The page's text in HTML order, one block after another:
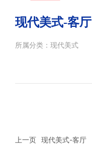
现代美式-客厅
所属分类： 现代美式
上一页 现代美式-客厅